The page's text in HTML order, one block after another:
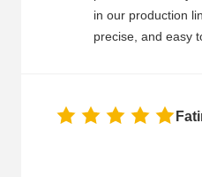
in our production
precise, and easy
communication,
Even when we
specifications or